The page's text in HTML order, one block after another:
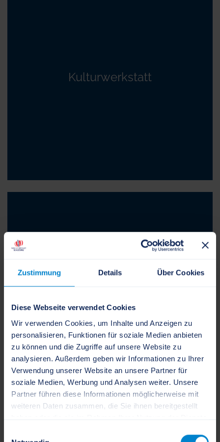
Zustimmung Details Über Cookies
Diese Webseite verwendet Cookies
Wir verwenden Cookies, um Inhalte und Anzeigen zu
personalisieren, Funktionen für soziale Medien anbieten
zu können und die Zugriffe auf unsere Website zu
analysieren. Außerdem geben wir Informationen zu Ihrer
Verwendung unserer Website an unsere Partner für
soziale Medien, Werbung und Analysen weiter. Unsere
Partner führen diese Informationen möglicherweise mit
weiteren Daten zusammen, die Sie ihnen bereitgestellt
Kulturwerkstatt